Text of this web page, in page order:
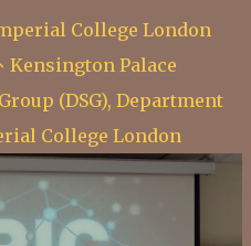
College London
Kensington Palace
(DSG), Department
College London